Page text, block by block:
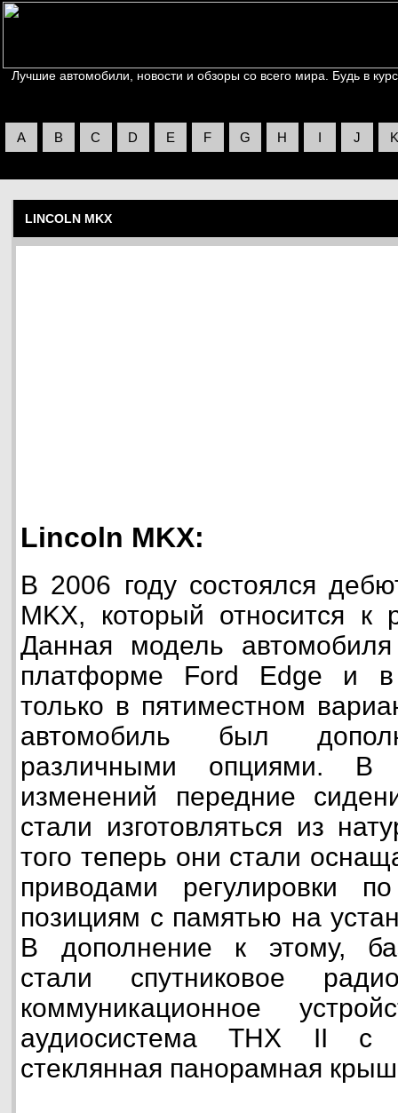
Лучшие автомобили, новости и обзоры со всего мира. Будь в
A B C D E F G H I J K
LINCOLN MKX
Lincoln MKX:
В 2006 году состоялся
MKX, который относится к
Данная модель
платформе Ford Edge и в
только в пятиместном
автомобиль был
различными опциями. В
изменений передние
стали изготовляться из
того теперь они стали
приводами регулировки
позициям с памятью на
В дополнение к этому,
стали спутниковое
коммуникационное
аудиосистема THX II
стеклянная панорамная